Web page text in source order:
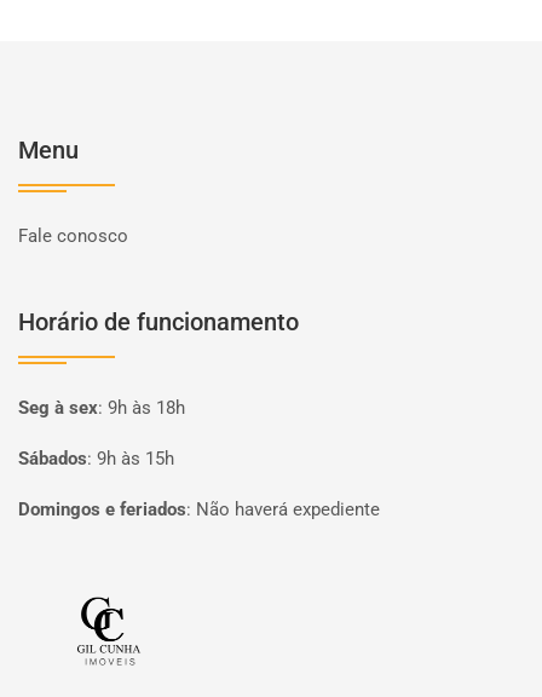
Menu
Fale conosco
Horário de funcionamento
Seg à sex: 9h às 18h
Sábados: 9h às 15h
Domingos e feriados: Não haverá expediente